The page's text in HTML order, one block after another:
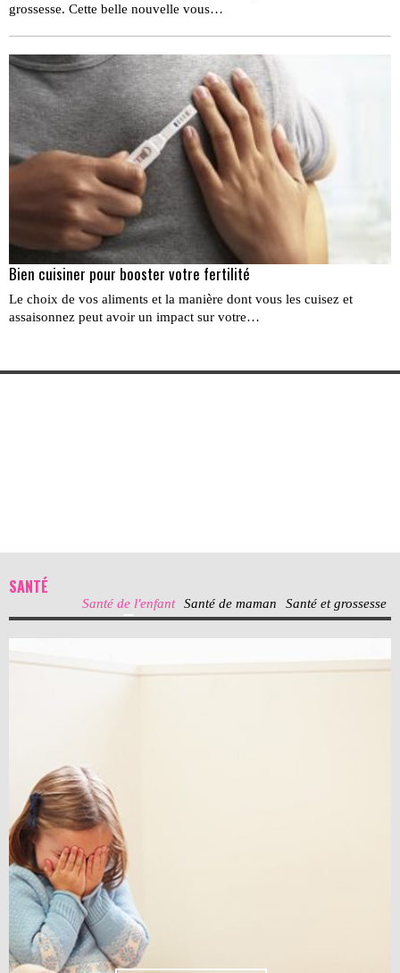
grossesse. Cette belle nouvelle vous…
Bien cuisiner pour booster votre fertilité
Le choix de vos aliments et la manière dont vous les cuisez et
assaisonnez peut avoir un impact sur votre…
SANTÉ
Santé de l'enfant Santé de maman Santé et grossesse